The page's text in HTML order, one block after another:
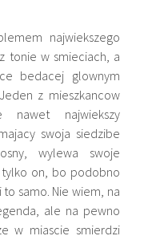
najwiekszego
tonie w smieciach, a
bedacej glownym
z mieszkancow
nawet najwiekszy
swoja siedzibe
wylewa swoje
tylko on, bo podobno
samo. Nie wiem, na
ale na pewno
w miascie smierdzi